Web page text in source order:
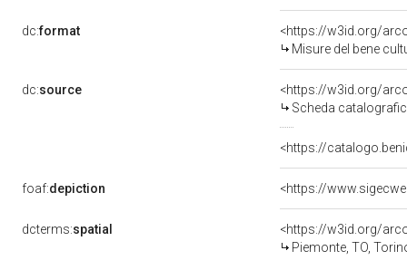
dc:format
<https://w3id.org/
Misure del bene
dc:source
<https://w3id.org/
Scheda
<https://
foaf:depiction <https://
dcterms:spatial
<https://w3id.org/
Piemonte, TO,